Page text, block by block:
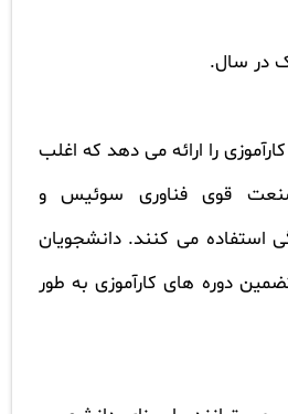
را ارائه می دهد که اغلب
قوی فناوری سوئیس و
استفاده می کنند. دانشجویان
دوره های کارآموزی به طور